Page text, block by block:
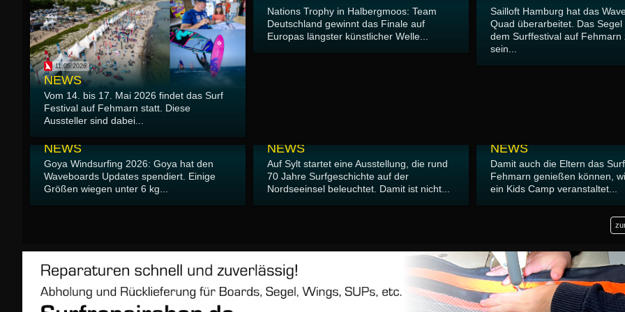
11.05.2026
NEWS
Vom 14. bis 17. Mai 2026 findet das Surf
Festival auf Fehmarn statt. Diese
Aussteller sind dabei...
Nations Trophy in Halbergmoos: Team
Deutschland gewinnt das Finale auf
Europas längster künstlicher Welle...
Sailloft Hamburg hat das
Quad überarbeitet. Das Segel
dem Surffestival auf Fehmarn
sein...
NEWS
Goya Windsurfing 2026: Goya hat den
Waveboards Updates spendiert. Einige
Größen wiegen unter 6 kg...
NEWS
Auf Sylt startet eine Ausstellung, die rund
70 Jahre Surfgeschichte auf der
Nordseeinsel beleuchtet. Damit ist nicht...
NEWS
Damit auch die Eltern das
Fehmarn genießen können,
ein Kids Camp veranstaltet...